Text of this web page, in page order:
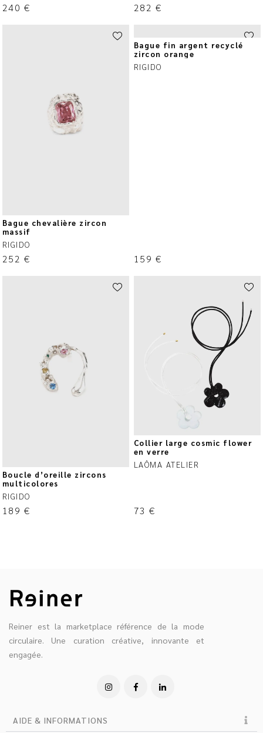
240 € 282 €
Bague chevalière zircon
massif
RIGIDO
252 €
Bague fin argent recyclé
zircon orange
RIGIDO
159 €
Boucle d’oreille zircons
multicolores
RIGIDO
189 €
Collier large cosmic flower
en verre
LAÔMA ATELIER
73€
Reiner est la marketplace référence de la mode
circulaire. Une curation créative, innovante et
engagée.
AIDE & INFORMATIONS